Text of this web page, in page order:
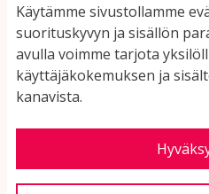
Käytämme sivustollamme
suorituskyvyn ja sisällön
avulla voimme tarjota
käyttäjäkokemuksen ja
kanavista.
Sähköpostiosoitteet:
etunimi.sukunimi@riihimaki.fi
Yhteystiedot ja usein
Käyttöehdot
Evästeasetukset